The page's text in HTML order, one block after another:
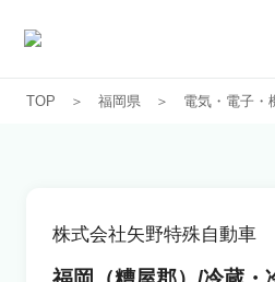
求人一
TOP 福岡県 電気・電子・
株式会社矢野特殊自動車